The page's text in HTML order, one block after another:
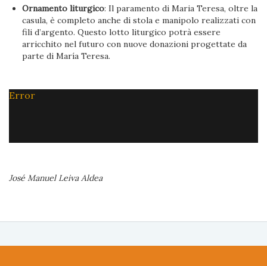
Ornamento liturgico: Il paramento di Maria Teresa, oltre la
casula, è completo anche di stola e manipolo realizzati con
fili d’argento. Questo lotto liturgico potrà essere
arricchito nel futuro con nuove donazioni progettate da
parte di María Teresa.
Error
José Manuel Leiva Aldea